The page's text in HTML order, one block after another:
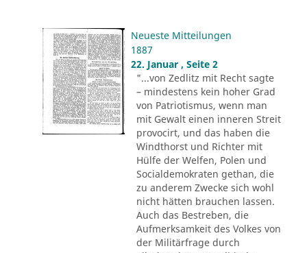
Neueste Mitteilungen
1887
22. Januar , Seite 2
"...von Zedlitz mit Recht sagte
– mindestens kein hoher Grad
von Patriotismus, wenn man
mit Gewalt einen inneren Streit
provocirt, und das haben die
Windthorst und Richter mit
Hülfe der Welfen, Polen und
Socialdemokraten gethan, die
zu anderem Zwecke sich wohl
nicht hätten brauchen lassen.
Auch das Bestreben, die
Aufmerksamkeit des Volkes von
der Militärfrage durch